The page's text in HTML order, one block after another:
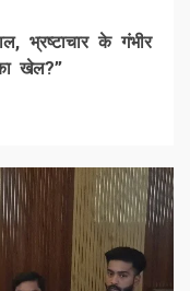
भ्रष्टाचार के गंभीर
खेल?”